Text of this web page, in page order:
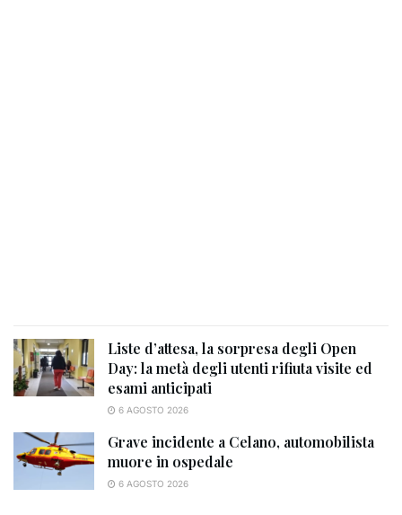
Liste d’attesa, la sorpresa degli Open
Day: la metà degli utenti rifiuta visite ed
esami anticipati
6 AGOSTO 2026
Grave incidente a Celano, automobilista
muore in ospedale
6 AGOSTO 2026